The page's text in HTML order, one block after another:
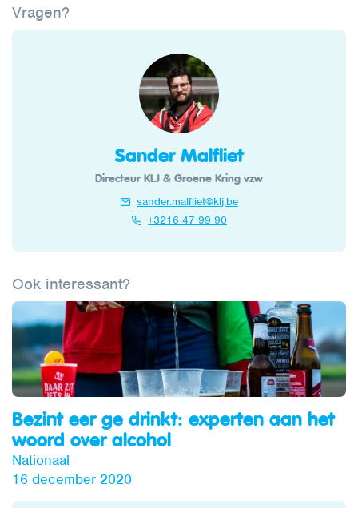
Vragen?
Sander Malfliet
Directeur KLJ & Groene Kring vzw
sander.malfliet@klj.be
+3216 47 99 90
Ook interessant?
Bezint eer ge drinkt: experten aan het
woord over alcohol
Nationaal
16 december 2020